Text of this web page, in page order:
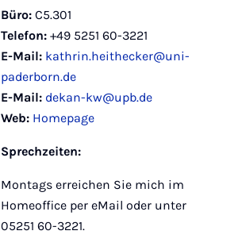
Büro: C5.301
Telefon: +49 5251 60-3221
E-Mail: kathrin.heithecker@uni-
paderborn.de
E-Mail: dekan-kw@upb.de
Web: Homepage
Sprechzeiten:
Montags erreichen Sie mich im
Homeoffice per eMail oder unter
05251 60-3221.